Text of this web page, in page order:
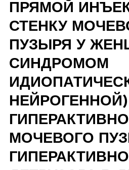
ПРЯМОЙ
СТЕНКУ
ПУЗЫРЯ У
СИНДРОМОМ
НЕЙРОГЕННОЙ)
МОЧЕВОГО